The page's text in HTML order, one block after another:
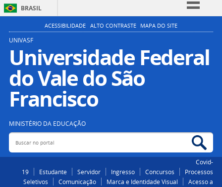
BRASIL
Simplifique!
Participe
Acesso à informação
Legislação
ACESSIBILIDADE ALTO CONTRASTE MAPA DO SITE
UNIVASF
Universidade Federal
do Vale do São
Francisco
MINISTÉRIO DA EDUCAÇÃO
Buscar no portal
Covid-
19
Estudante Servidor Ingresso Concursos
Processos
Seletivos
Comunicação Marca e Identidade Visual
Acesso a